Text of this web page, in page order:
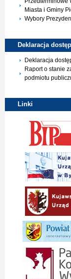
Miasta i Gminy
Wybory
Deklaracja
Deklaracja
Raport o stanie
podmiotu
Linki